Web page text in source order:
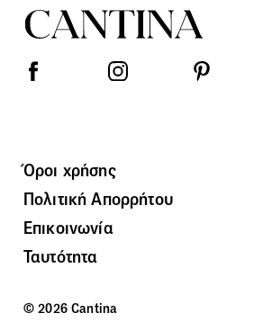
Όροι χρήσης
Πολιτική Απορρήτου
Επικοινωνία
Ταυτότητα
© 2026 Cantina